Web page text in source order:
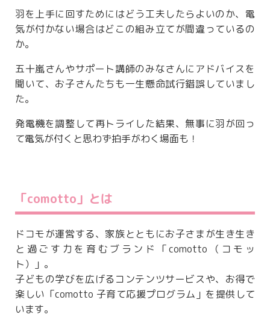
羽を上手に回すためにはどう工夫したらよいのか、電
気が付かない場合はどこの組み立てが間違っているの
か。
五十嵐さんやサポート講師のみなさんにアドバイスを
聞いて、お子さんたちも一生懸命試行錯誤していまし
た。
発電機を調整して再トライした結果、無事に羽が回っ
て電気が付くと思わず拍手がわく場面も！
「comotto」とは
ドコモが運営する、家族とともにお子さまが生き生き
と過ごす力を育むブランド「comotto（コモッ
ト）」。
子どもの学びを広げるコンテンツサービスや、お得で
楽しい「comotto 子育て応援プログラム」を提供して
います。